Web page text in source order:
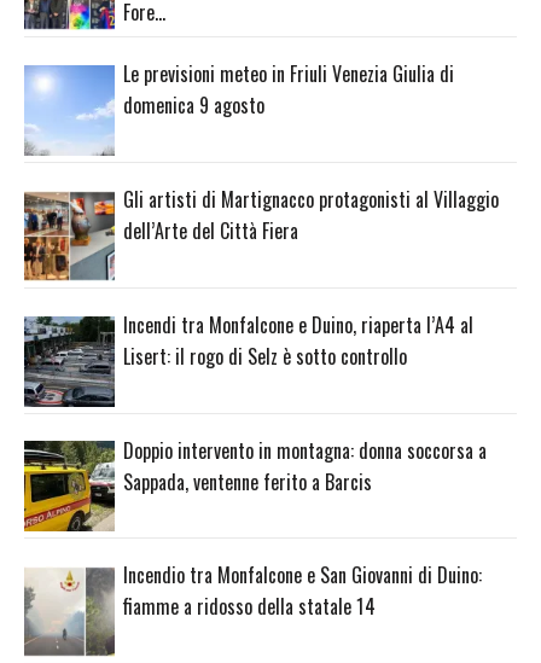
Fore…
Le previsioni meteo in Friuli Venezia Giulia di
domenica 9 agosto
Gli artisti di Martignacco protagonisti al Villaggio
dell’Arte del Città Fiera
Incendi tra Monfalcone e Duino, riaperta l’A4 al
Lisert: il rogo di Selz è sotto controllo
Doppio intervento in montagna: donna soccorsa a
Sappada, ventenne ferito a Barcis
Incendio tra Monfalcone e San Giovanni di Duino:
fiamme a ridosso della statale 14